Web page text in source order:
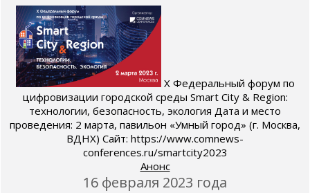
X Федеральный форум по
цифровизации городской среды Smart City & Region:
технологии, безопасность, экология Дата и место
проведения: 2 марта, павильон «Умный город» (г. Москва,
ВДНХ) Сайт: https://www.comnews-
conferences.ru/smartcity2023
Анонс
16 февраля 2023 года